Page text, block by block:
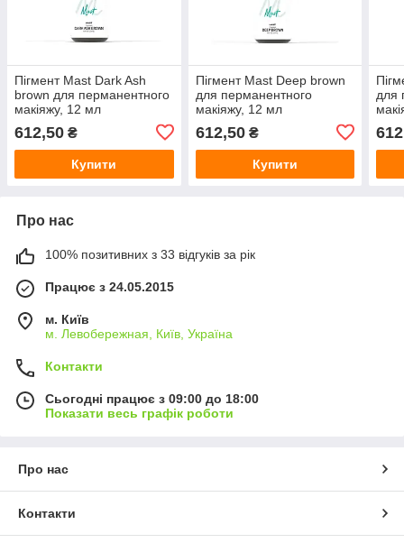
Пігмент Mast Dark Ash
brown для перманентного
макіяжу, 12 мл
612,50 ₴
Купити
Пігмент Mast Deep brown
для перманентного
макіяжу, 12 мл
612,50₴
Купити
для
Про нас
100% позитивних з 33 відгуків за рік
Працює з 24.05.2015
м. Київ
м. Левобережная, Київ, Україна
Контакти
Сьогодні працює з 09:00 до 18:00
Показати весь графік роботи
Про нас
Контакти